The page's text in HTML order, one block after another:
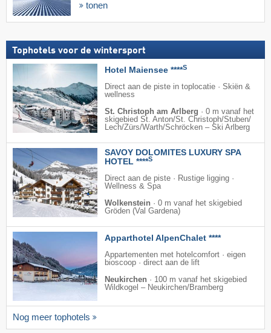
tonen
Tophotels voor de wintersport
Hotel Maiensee ****S
Direct aan de piste in toplocatie · Skiën &
wellness
St. Christoph am Arlberg · 0 m vanaf het
skigebied St. Anton/​St. Christoph/​Stuben/​
Lech/​Zürs/​Warth/​Schröcken – Ski Arlberg
SAVOY DOLOMITES LUXURY SPA
HOTEL ****S
Direct aan de piste · Rustige ligging ·
Wellness & Spa
Wolkenstein · 0 m vanaf het skigebied
Gröden (Val Gardena)
Apparthotel AlpenChalet ****
Appartementen met hotelcomfort · eigen
bioscoop · direct aan de lift
Neukirchen · 100 m vanaf het skigebied
Wildkogel – Neukirchen/​Bramberg
Nog meer tophotels